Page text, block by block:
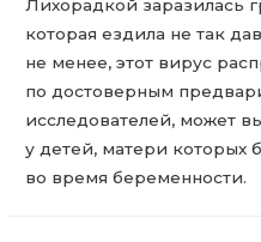
Лихорадкой заразилась
которая ездила не так
не менее, этот вирус
по достоверным
исследователей, может
у детей, матери которых
во время беременности.